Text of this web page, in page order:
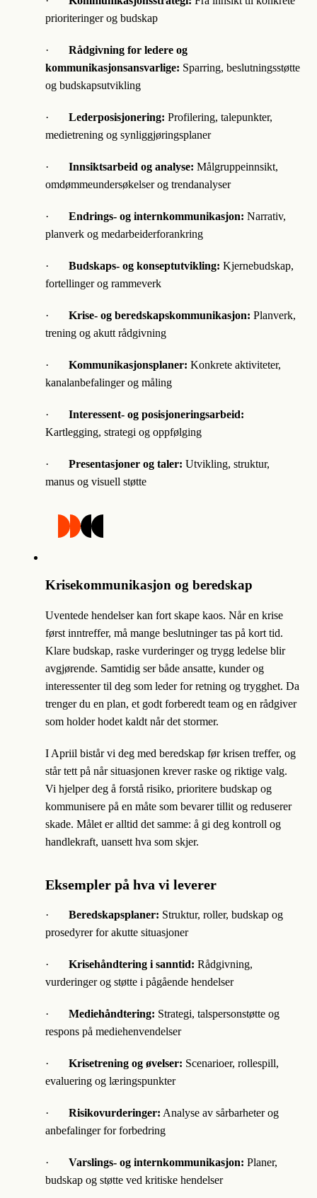
prioriteringer og budskap
· Rådgivning for ledere og
kommunikasjonsansvarlige: Sparring, beslutningsstøtte
og budskapsutvikling
· Lederposisjonering: Profilering, talepunkter,
medietrening og synliggjøringsplaner
· Innsiktsarbeid og analyse: Målgruppeinnsikt,
omdømmeundersøkelser og trendanalyser
· Endrings- og internkommunikasjon: Narrativ,
planverk og medarbeiderforankring
· Budskaps- og konseptutvikling: Kjernebudskap,
fortellinger og rammeverk
· Krise- og beredskapskommunikasjon: Planverk,
trening og akutt rådgivning
· Kommunikasjonsplaner: Konkrete aktiviteter,
kanalanbefalinger og måling
· Interessent- og posisjoneringsarbeid:
Kartlegging, strategi og oppfølging
· Presentasjoner og taler: Utvikling, struktur,
manus og visuell støtte
Krisekommunikasjon og beredskap
Uventede hendelser kan fort skape kaos. Når en krise
først inntreffer, må mange beslutninger tas på kort tid.
Klare budskap, raske vurderinger og trygg ledelse blir
avgjørende. Samtidig ser både ansatte, kunder og
interessenter til deg som leder for retning og trygghet. Da
trenger du en plan, et godt forberedt team og en rådgiver
som holder hodet kaldt når det stormer.
I Apriil bistår vi deg med beredskap før krisen treffer, og
står tett på når situasjonen krever raske og riktige valg.
Vi hjelper deg å forstå risiko, prioritere budskap og
kommunisere på en måte som bevarer tillit og reduserer
skade. Målet er alltid det samme: å gi deg kontroll og
handlekraft, uansett hva som skjer.
Eksempler på hva vi leverer
· Beredskapsplaner: Struktur, roller, budskap og
prosedyrer for akutte situasjoner
· Krisehåndtering i sanntid: Rådgivning,
vurderinger og støtte i pågående hendelser
· Mediehåndtering: Strategi, talspersonstøtte og
respons på mediehenvendelser
· Krisetrening og øvelser: Scenarioer, rollespill,
evaluering og læringspunkter
· Risikovurderinger: Analyse av sårbarheter og
anbefalinger for forbedring
· Varslings- og internkommunikasjon: Planer,
budskap og støtte ved kritiske hendelser